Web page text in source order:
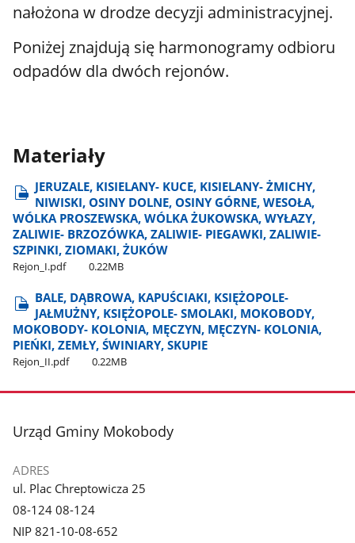
nałożona w drodze decyzji administracyjnej.
Poniżej znajdują się harmonogramy odbioru
odpadów dla dwóch rejonów.
Materiały
JERUZALE, KISIELANY- KUCE, KISIELANY- ŻMICHY,
NIWISKI, OSINY DOLNE, OSINY GÓRNE, WESOŁA,
WÓLKA PROSZEWSKA, WÓLKA ŻUKOWSKA, WYŁAZY,
ZALIWIE- BRZOZÓWKA, ZALIWIE- PIEGAWKI, ZALIWIE-
SZPINKI, ZIOMAKI, ŻUKÓW
Rejon​_I.pdf 0.22MB
BALE, DĄBROWA, KAPUŚCIAKI, KSIĘŻOPOLE-
JAŁMUŻNY, KSIĘŻOPOLE- SMOLAKI, MOKOBODY,
MOKOBODY- KOLONIA, MĘCZYN, MĘCZYN- KOLONIA,
PIEŃKI, ZEMŁY, ŚWINIARY, SKUPIE
Rejon​_II.pdf 0.22MB
stopka
Urząd Gminy Mokobody
ADRES
ul. Plac Chreptowicza 25
08-124 08-124
NIP 821-10-08-652